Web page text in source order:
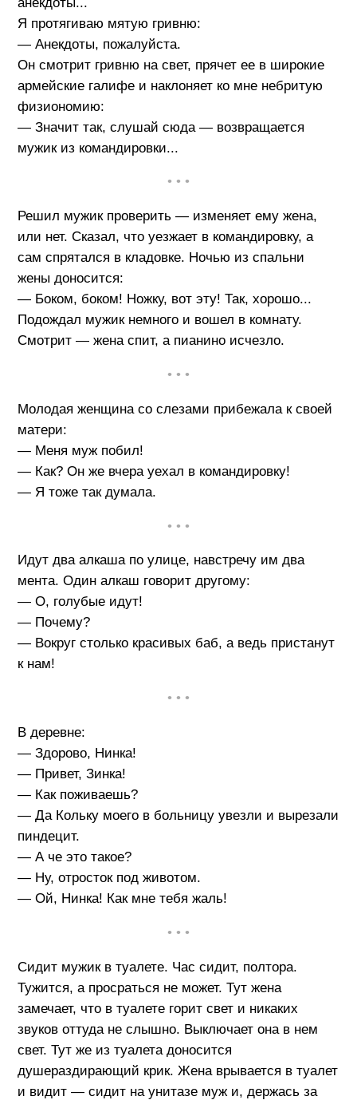
Я протягиваю мятую гривню:
— Анекдоты, пожалуйста.
Он смотрит гривню на свет, прячет ее в широкие
армейские галифе и наклоняет ко мне небритую
физиономию:
— Значит так, слушай сюда — возвращается
мужик из командировки...
• • •
Решил мужик проверить — изменяет ему жена,
или нет. Сказал, что уезжает в командировку, а
сам спрятался в кладовке. Ночью из спальни
жены доносится:
— Боком, боком! Ножку, вот эту! Так, хорошо...
Подождал мужик немного и вошел в комнату.
Смотрит — жена спит, а пианино исчезло.
• • •
Молодая женщина со слезами прибежала к своей
матери:
— Меня муж побил!
— Как? Он же вчера уехал в командировку!
— Я тоже так думала.
• • •
Идут два алкаша по улице, навстречу им два
мента. Один алкаш говорит другому:
— О, голубые идут!
— Почему?
— Вокруг столько красивых баб, а ведь пристанут
к нам!
• • •
В деревне:
— Здорово, Нинка!
— Привет, Зинка!
— Как поживаешь?
— Да Кольку моего в больницу увезли и вырезали
пиндецит.
— А че это такое?
— Ну, отросток под животом.
— Ой, Нинка! Как мне тебя жаль!
• • •
Сидит мужик в туалете. Час сидит, полтора.
Тужится, а просраться не может. Тут жена
замечает, что в туалете горит свет и никаких
звуков оттуда не слышно. Выключает она в нем
свет. Тут же из туалета доносится
душераздирающий крик. Жена врывается в туалет
и видит — сидит на унитазе муж и, держась за